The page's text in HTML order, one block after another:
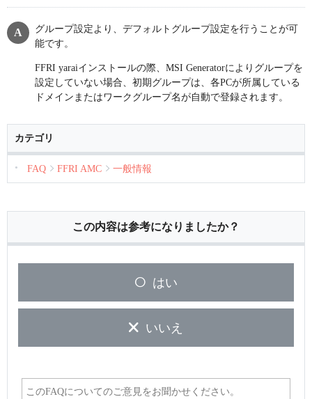
グループ設定より、デフォルトグループ設定を行うことが可
能です。
FFRI yaraiインストールの際、MSI Generatorによりグループを
設定していない場合、初期グループは、各PCが所属している
ドメインまたはワークグループ名が自動で登録されます。
カテゴリ
FAQ FFRI AMC 一般情報
この内容は参考になりましたか？
はい
いいえ